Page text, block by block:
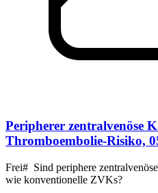
Peripherer zentralvenöse
Thromboembolie-Risiko,
Frei# Sind periphere
wie konventionelle ZVKs?